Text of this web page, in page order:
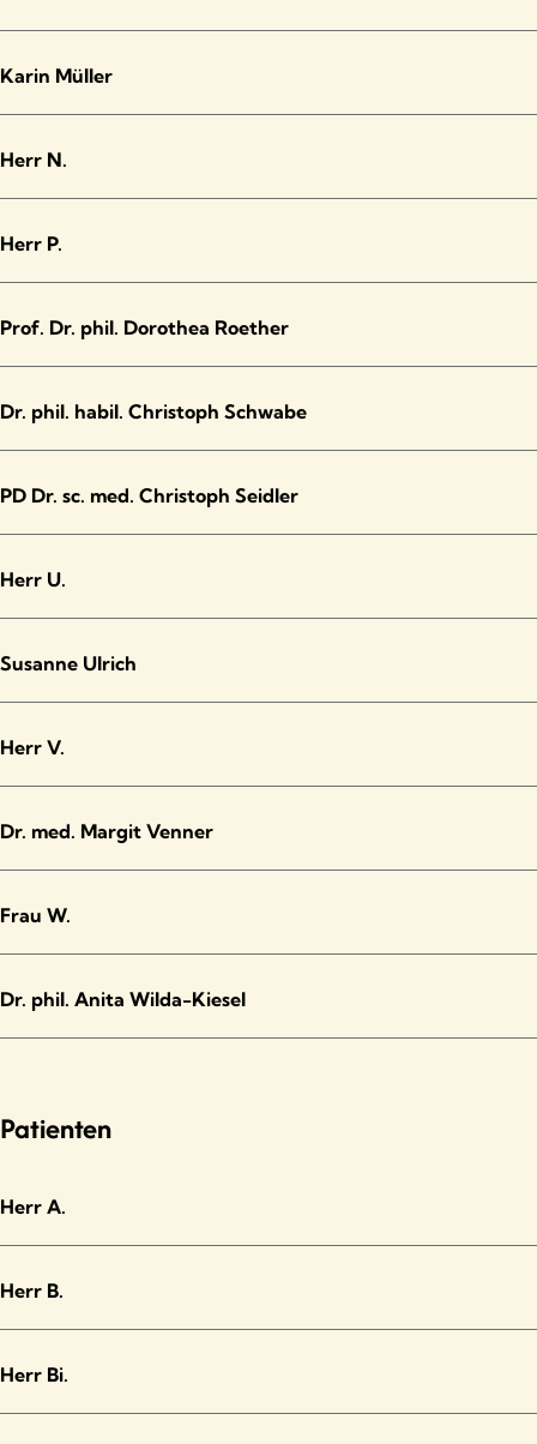
Karin Müller
Herr N.
Herr P.
Prof. Dr. phil. Dorothea Roether
Dr. phil. habil. Christoph Schwabe
PD Dr. sc. med. Christoph Seidler
Herr U.
Susanne Ulrich
Herr V.
Dr. med. Margit Venner
Frau W.
Dr. phil. Anita Wilda-Kiesel
Patienten
Herr A.
Herr B.
Herr Bi.